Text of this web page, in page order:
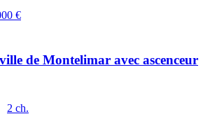
€
de Montelimar avec ascenceur
2 ch.